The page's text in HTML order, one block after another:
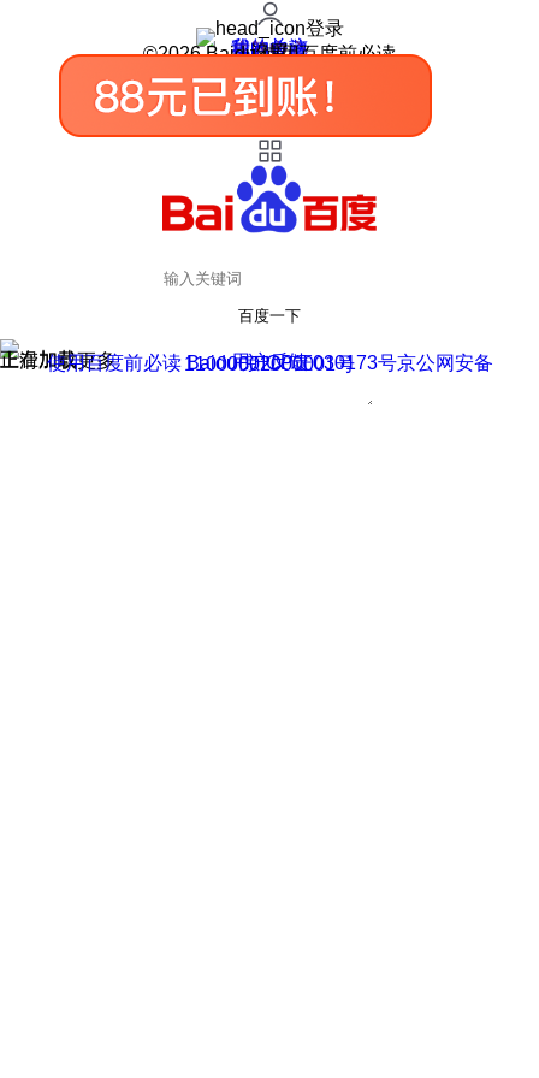
登录
我的关注
我的收藏
皮肤中心
用户反馈
设置
©2026 Baidu 使用百度前必读
百度一下
正在加载
上滑加载更多 用户反馈
使用百度前必读 Baidu 京ICP证030173号
京公网安备11000002000001号